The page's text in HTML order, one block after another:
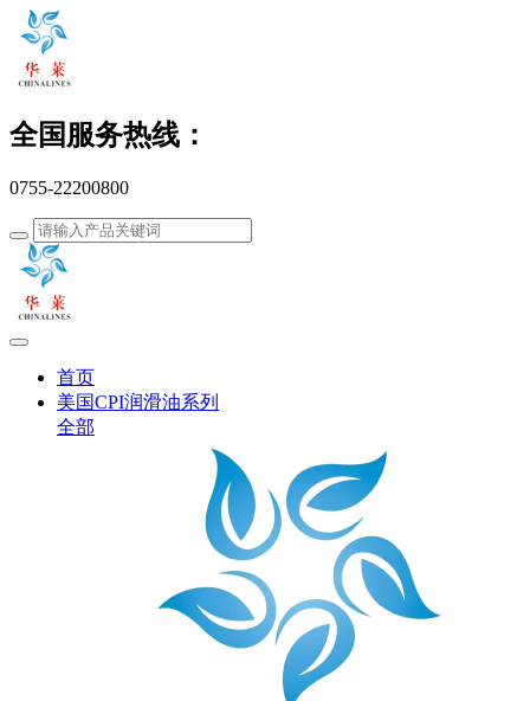
全国服务热线：
0755-22200800
首页
美国CPI润滑油系列
全部